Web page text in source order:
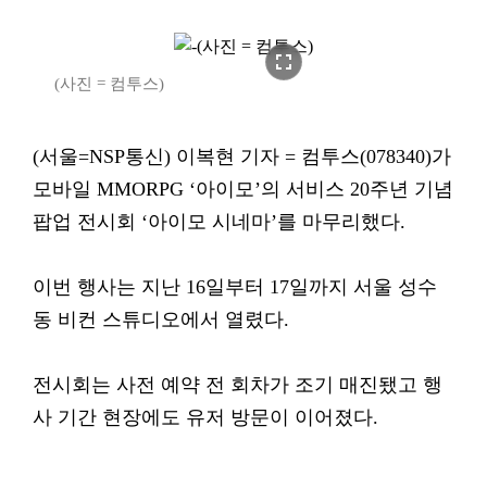
fullscreen
(사진 = 컴투스)
(서울=NSP통신) 이복현 기자 = 컴투스(078340)가
모바일 MMORPG ‘아이모’의 서비스 20주년 기념
팝업 전시회 ‘아이모 시네마’를 마무리했다.
이번 행사는 지난 16일부터 17일까지 서울 성수
동 비컨 스튜디오에서 열렸다.
전시회는 사전 예약 전 회차가 조기 매진됐고 행
사 기간 현장에도 유저 방문이 이어졌다.